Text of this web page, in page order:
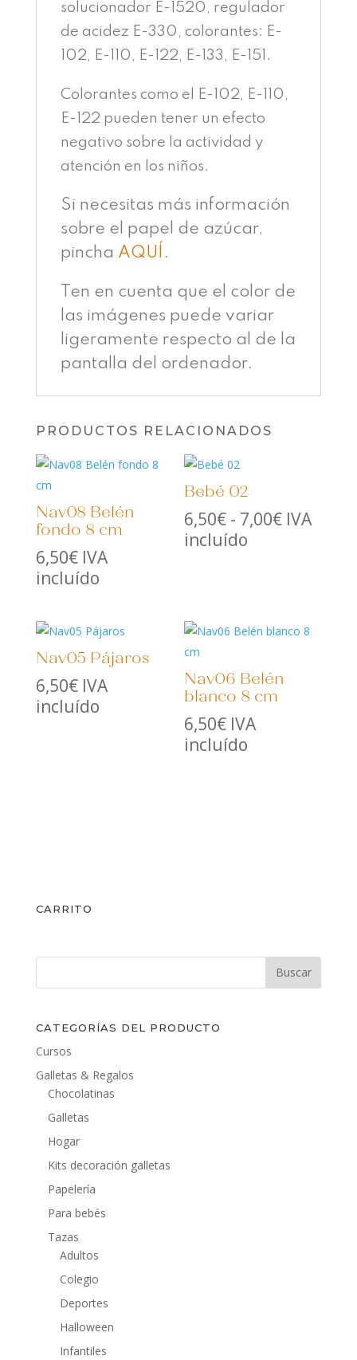
solucionador E-1520, regulador
de acidez E-330, colorantes: E-
102, E-110, E-122, E-133, E-151.
Colorantes como el E-102, E-110,
E-122 pueden tener un efecto
negativo sobre la actividad y
atención en los niños.
Si necesitas más información
sobre el papel de azúcar,
pincha AQUÍ .
Ten en cuenta que el color de
las imágenes puede variar
ligeramente respecto al de la
pantalla del ordenador.
PRODUCTOS RELACIONADOS
Nav08 Belén
fondo 8 cm
6,50€ IVA
incluído
Bebé 02
6,50€ - 7,00€Rango
hasta
7,00€
IVA
incluído
Nav05 Pájaros
6,50€ IVA
incluído
Nav06 Belén
blanco 8 cm
6,50€ IVA
incluído
CARRITO
CATEGORÍAS DEL PRODUCTO
Cursos
Galletas & Regalos
Chocolatinas
Galletas
Hogar
Kits decoración galletas
Papelería
Para bebés
Tazas
Adultos
Colegio
Deportes
Halloween
Infantiles